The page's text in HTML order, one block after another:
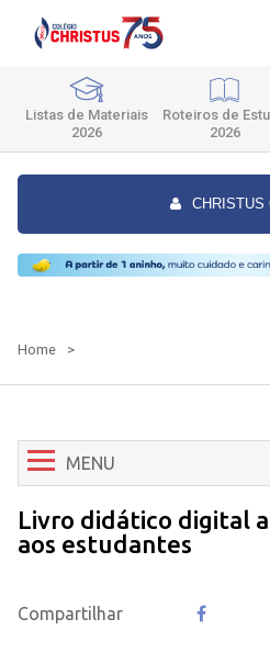
Listas de Materiais
2026
Roteiros de
2026
CHRISTUS
Home >
MENU
Livro didático digital
aos estudantes
Compartilhar